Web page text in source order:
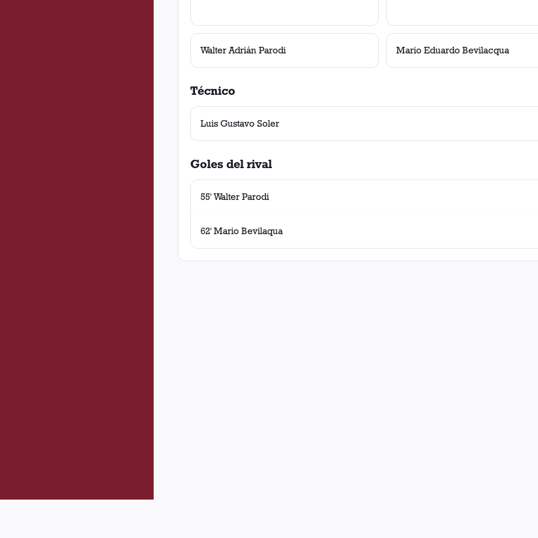
Walter Adrián Parodi Mario Eduardo Bevilacqua
Técnico
Luis Gustavo Soler
Goles del rival
55' Walter Parodi
62' Mario Bevilaqua